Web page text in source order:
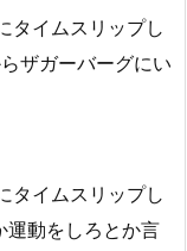
タイムスリップし
ザガーバーグにい
タイムスリップし
動をしろとか言